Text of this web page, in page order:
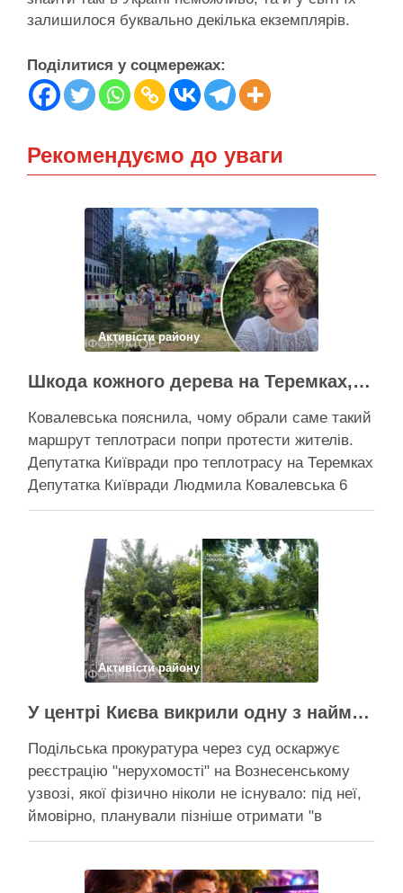
залишилося буквально декілька екземплярів.
Поділитися у соцмережах:
Рекомендуємо до уваги
Активісти району
Шкода кожного дерева на Теремках, але тепло мають подати в 400 будинків – депутатка Київради
Ковалевська пояснила, чому обрали саме такий
маршрут теплотраси попри протести жителів.
Депутатка Київради про теплотрасу на Теремках
Депутатка Київради Людмила Ковалевська 6
серпня прокоментувала конфлікт навколо
на Теремках, заявивши, що розуміє обурення
жителів через вирубку дерев, але наполягає на
необхідності забезпечити теплом понад 400
будинків. …
Поділитися у соцмережах:
Активісти району
У центрі Києва викрили одну з наймасштабніших туалетних схем з фіктивним будинком
Подільська прокуратура через суд оскаржує
реєстрацію "нерухомості" на Вознесенському
узвозі, якої фізично ніколи не існувало: під неї,
ймовірно, планували пізніше отримати "в
обслуговування" земельну ділянку Прокуратура
за допомогою якої ділки, ймовірно, планували